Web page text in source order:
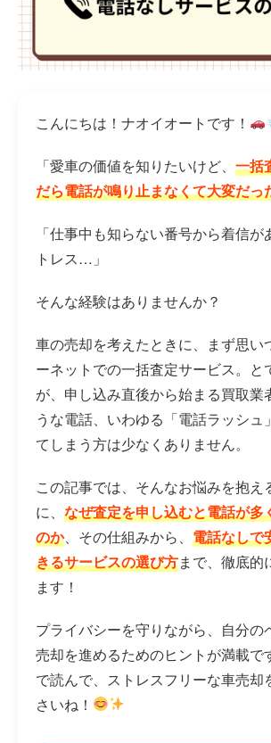
こんにちは！ナオイオートです！
「愛車の価値を知りたいけど、 一括
だら電話が鳴り止まなくて大変だ
「仕事中も知らない番号から着信が
トレス…」
そんな経験はありませんか？
車の売却を考えたときに、まず思い
ーネットでの一括査定サービス。と
が、申し込み直後から始まる買取業
うな電話、いわゆる「電話ラッシュ
てしまう方は少なくありません。
この記事では、そんなお悩みを抱え
に、 なぜ査定を申し込むと電話が多
のか、その仕組みから、 電話なしで
きるサービスの選び方まで、徹底的
ます！
プライバシーを守りながら、自分の
売却を進めるためのヒントが満載で
で読んで、ストレスフリーな車売却
さいね！